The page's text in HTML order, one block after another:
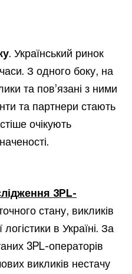
. Український ринок
З одного боку, на
та пов’язані з ними
та партнери стають
очікують
3PL-
стану, викликів
в Україні. За
3PL-операторів
викликів нестачу